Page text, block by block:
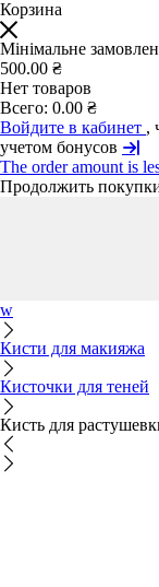
Корзина
Мінімальне
500.00 ₴
Нет товаров
Всего: 0.00 ₴
Войдите в кабинет ,
учетом бонусов
The order amount is
Продолжить
w
Кисти для макияжа
Кисточки для теней
Кисть для